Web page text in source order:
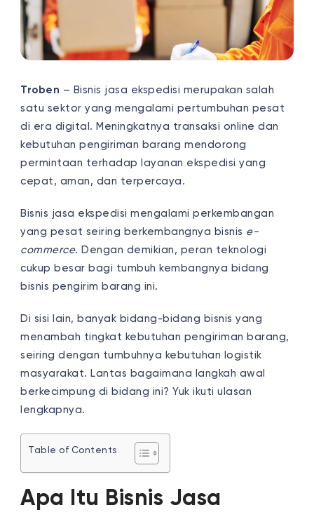
Troben – Bisnis jasa ekspedisi merupakan salah
satu sektor yang mengalami pertumbuhan pesat
di era digital. Meningkatnya transaksi online dan
kebutuhan pengiriman barang mendorong
permintaan terhadap layanan ekspedisi yang
cepat, aman, dan terpercaya.
Bisnis jasa ekspedisi mengalami perkembangan
yang pesat seiring berkembangnya bisnis e-
commerce. Dengan demikian, peran teknologi
cukup besar bagi tumbuh kembangnya bidang
bisnis pengirim barang ini.
Di sisi lain, banyak bidang-bidang bisnis yang
menambah tingkat kebutuhan pengiriman barang,
seiring dengan tumbuhnya kebutuhan logistik
masyarakat. Lantas bagaimana langkah awal
berkecimpung di bidang ini? Yuk ikuti ulasan
lengkapnya.
Table of Contents
Apa Itu Bisnis Jasa